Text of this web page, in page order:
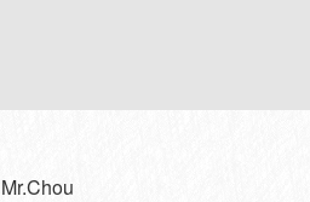
Mr.Chou